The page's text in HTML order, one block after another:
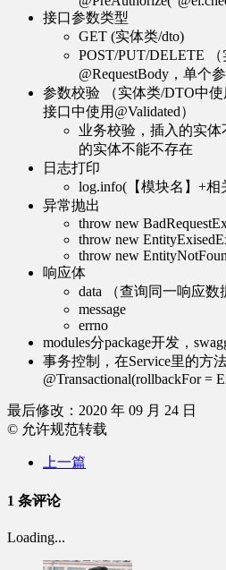
接口参数类型
GET (实体类/dto)
POST/PUT/DELETE （
@RequestBody，单个参
参数校验 （实体类/DTO中使
接口中使用@Validated）
业务校验，插入的实
的实体不能不存在
日志打印
log.info(【模块名】+相
异常抛出
throw new
throw new
throw new
响应体
data （查询同一响应数
message
errno
modules分package开发，
事务控制，在Service里的方
@Transactional(rollbackFor =
最后修改：2020 年 09 月 24 日
© 允许规范转载
上一篇
1 条评论
Loading...